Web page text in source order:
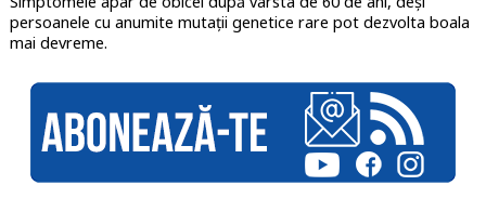
persoanele cu anumite mutații genetice rare pot dezvolta boala
mai devreme.